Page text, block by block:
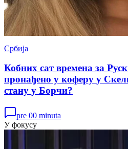
Србија
Кобних сат времена за
пронађено у коферу у
стану у Борчи?
pre 00 minuta
У фокусу